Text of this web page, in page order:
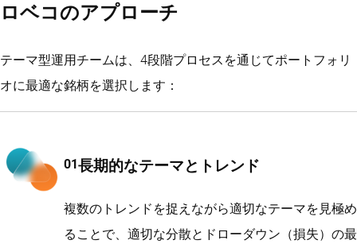
ロベコのアプローチ
テーマ型運用チームは、4段階プロセスを通じてポートフォリ
オに最適な銘柄を選択します：
長期的なテーマとトレンド
複数のトレンドを捉えながら適切なテーマを見極め
ることで、適切な分散とドローダウン（損失）の最